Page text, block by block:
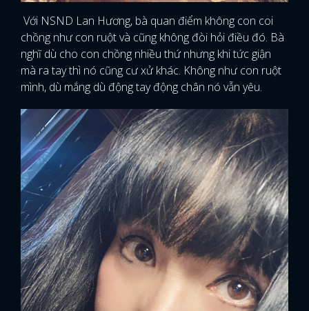
Với NSND Lan Hương, bà quan điểm không con coi
chồng như con ruột và cũng không đòi hỏi điều đó. Bà
nghĩ dù cho con chồng nhiều thứ nhưng khi tức giận
mà ra tay thì nó cũng cư xử khác. Không như con ruột
mình, dù mắng dù động tay động chân nó vẫn yêu.